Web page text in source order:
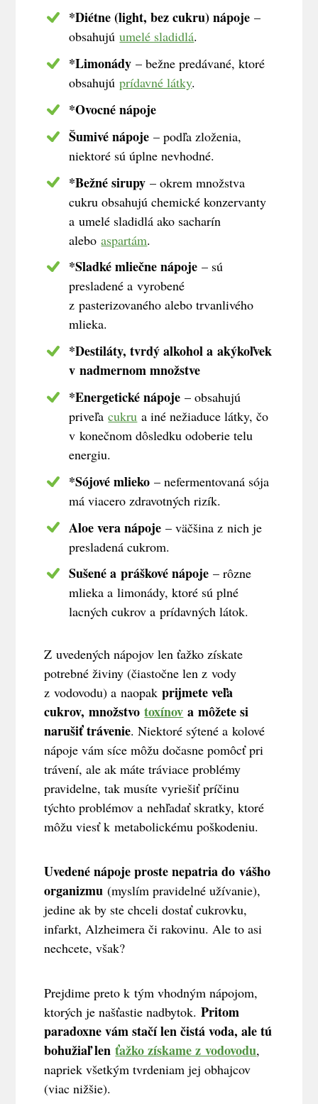
*Diétne (light, bez cukru) nápoje–
obsahujúumelé sladidlá.
*Limonády– bežne predávané, ktoré
obsahujúprídavné látky.
*Ovocné nápoje
Šumivé nápoje– podľa zloženia,
niektoré sú úplne nevhodné.
*Bežné sirupy – okrem množstva
cukru obsahujú chemické konzervanty
a umelé sladidlá ako sacharín
aleboaspartám.
*Sladké mliečne nápoje– sú
presladené a vyrobené
z pasterizovaného alebo trvanlivého
mlieka.
*Destiláty, tvrdý alkohol a akýkoľvek
v nadmernom množstve
*Energetické nápoje – obsahujú
priveľacukru a iné nežiaduce látky, čo
v konečnom dôsledku odoberie telu
energiu.
*Sójové mlieko – nefermentovaná sója
má viacero zdravotných rizík.
Aloe vera nápoje – väčšina z nich je
presladená cukrom.
Sušené a práškové nápoje – rôzne
mlieka a limonády, ktoré sú plné
lacných cukrov a prídavných látok.
Z uvedených nápojov len ťažko získate
potrebné živiny (čiastočne len z vody
z vodovodu) a naopakprijmete veľa
cukrov, množstvotoxínov a môžete si
narušiť trávenie. Niektoré sýtené a kolové
nápoje vám síce môžu dočasne pomôcť pri
trávení, ale ak máte tráviace problémy
pravidelne, tak musíte vyriešiť príčinu
týchto problémov a nehľadať skratky, ktoré
môžu viesť k metabolickému poškodeniu.
Uvedené nápoje proste nepatria do vášho
organizmu (myslím pravidelné užívanie),
jedine ak by ste chceli dostať cukrovku,
infarkt, Alzheimera či rakovinu. Ale to asi
nechcete, však?
Prejdime preto k tým vhodným nápojom,
ktorých je našťastie nadbytok.Pritom
paradoxne vám stačí len čistá voda, ale tú
bohužiaľ lenťažko získame z vodovodu,
napriek všetkým tvrdeniam jej obhajcov
(viac nižšie).